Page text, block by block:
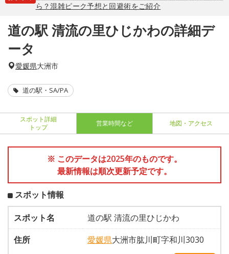
ら？混雑ピーク予想と回避術をご紹介
道の駅 清流の里ひじかわの詳細デ
ータ
愛媛県大洲市
道の駅・SA/PA
スポット詳細
トップ
営業時間など 地図・アクセス
※ このデータは2025年のものです。
最新情報は順次更新予定です。
スポット情報
スポット名
道の駅 清流の里ひじかわ
住所
愛媛県大洲市肱川町字和川3030